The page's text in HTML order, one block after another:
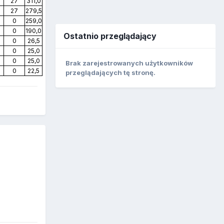
27
279,5
0
259,0
0
190,0
0
26,5
0
25,0
0
25,0
0 22,5
Ostatnio przeglądający
Brak zarejestrowanych użytkowników
przeglądających tę stronę.